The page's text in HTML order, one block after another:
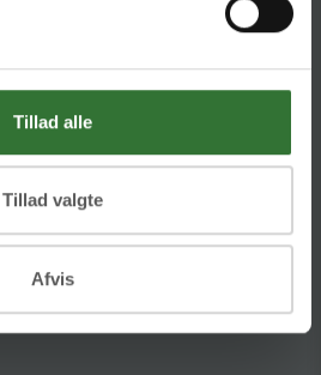
Tillad alle
Tillad valgte
Afvis